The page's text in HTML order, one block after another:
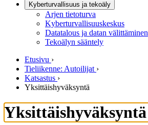
Kyberturvallisuus ja tekoäly
Arjen tietoturva
Kyberturvallisuuskeskus
Datatalous ja datan välittäminen
Tekoälyn sääntely
Etusivu ›
Tieliikenne: Autoilijat ›
Katsastus ›
Yksittäishyväksyntä
Yksittäishyväksyntä